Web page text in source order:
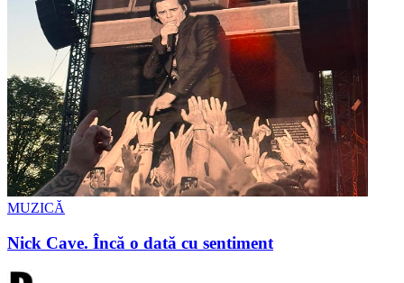
MUZICĂ
Nick Cave. Încă o dată cu sentiment